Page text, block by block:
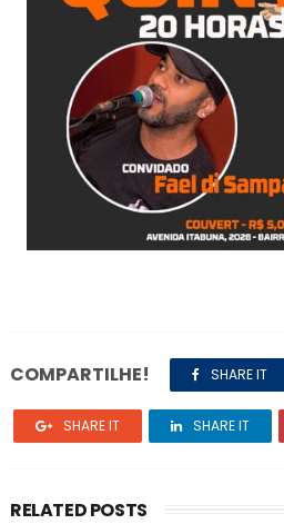
COMPARTILHE! SHARE IT
SHARE IT SHARE IT
RELATED POSTS